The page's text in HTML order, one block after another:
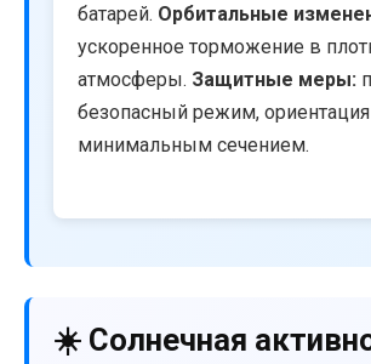
батарей. Орбитальные
ускоренное торможение в
атмосферы. Защитные меры:
безопасный режим, ориентация
минимальным сечением.
☀️ Солнечная